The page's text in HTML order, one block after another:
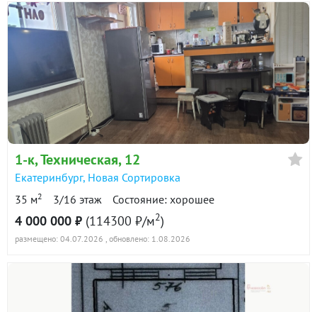
1-к, Техническая, 12
Екатеринбург, Новая Сортировка
35 м2 3/16 этаж Состояние: хорошее
4 000 000 ₽ (114300 ₽/м2)
размещено: 04.07.2026 , обновлено: 1.08.2026